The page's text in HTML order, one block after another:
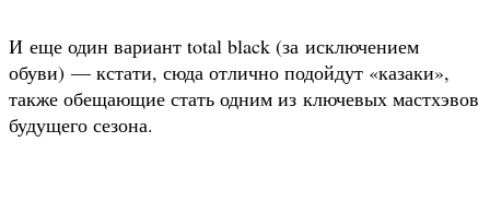
И еще один вариант total black (за исключением
обуви) — кстати, сюда отлично подойдут «казаки»,
также обещающие стать одним из ключевых мастхэвов
будущего сезона.